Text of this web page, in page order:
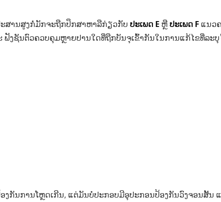
ສານສູງກໍ່ມັກຈະຖືກປຶກສາຫາລືກ່ຽວກັບ ປະເພດ E ຫຼືປະເພດ F ແນວ
ຟັງຊັນຕົວຄວບຄຸມຫຼາຍປານໃດທີ່ຖືກບັນຈຸເຂົ້າກັນໃນການແກ້ໄຂທີ່ລະ
ງກັນການໂຫຼດເກີນ, ແຕ່ມັນບໍ່ປະກອບມີອຸປະກອນປ້ອງກັນວົງຈອນສັ້ນ